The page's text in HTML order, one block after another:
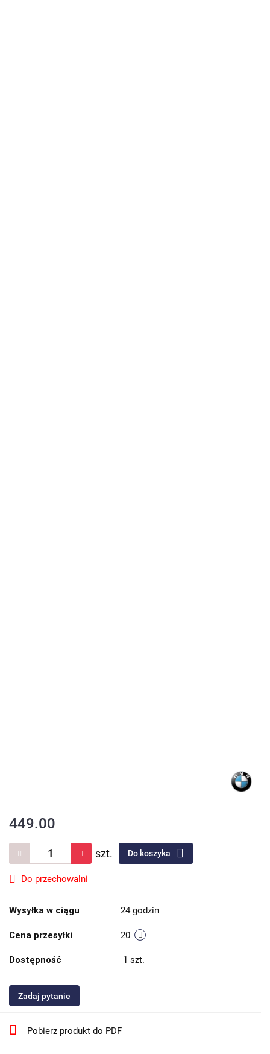
449.00
szt. Do koszyka
Do przechowalni
Wysyłka w ciągu 24 godzin
Cena przesyłki 20
Dostępność 1 szt.
Zadaj pytanie
Pobierz produkt do PDF